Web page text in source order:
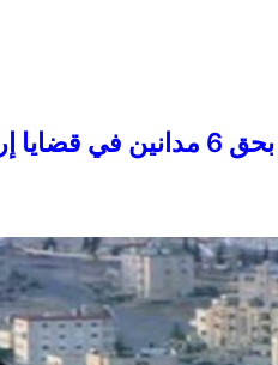
وجنائية